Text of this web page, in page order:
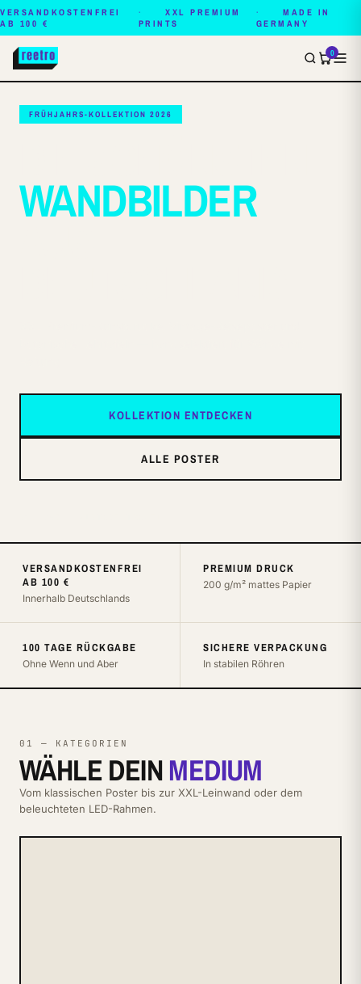
VERSANDKOSTENFREI
AB 100 €
XXL PREMIUM
PRINTS
MADE IN
GERMANY
0
FRÜHJAHRS-KOLLEKTION 2026
WANDBILDER
KOLLEKTION ENTDECKEN
ALLE POSTER
VERSANDKOSTENFREI
AB 100 €
Innerhalb Deutschlands
PREMIUM DRUCK
200 g/m² mattes Papier
100 TAGE RÜCKGABE
Ohne Wenn und Aber
SICHERE VERPACKUNG
In stabilen Röhren
01 — KATEGORIEN
WÄHLE DEINMEDIUM
Vom klassischen Poster bis zur XXL-Leinwand oder dem
beleuchteten LED-Rahmen.